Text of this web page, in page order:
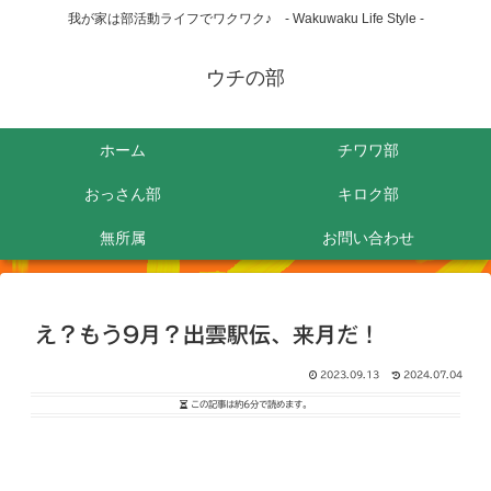
我が家は部活動ライフでワクワク♪ - Wakuwaku Life Style -
ウチの部
ホーム チワワ部
おっさん部 キロク部
無所属 お問い合わせ
え？もう9月？出雲駅伝、来月だ！
2023.09.13 2024.07.04
この記事は約6分で読めます。